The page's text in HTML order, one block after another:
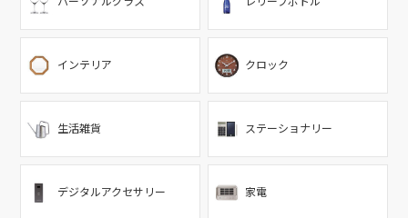
インテリア クロック
生活雑貨 ステーショナリー
デジタルアクセサリー 家電